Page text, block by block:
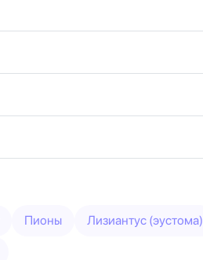
Пионы Лизиантус (эустома)